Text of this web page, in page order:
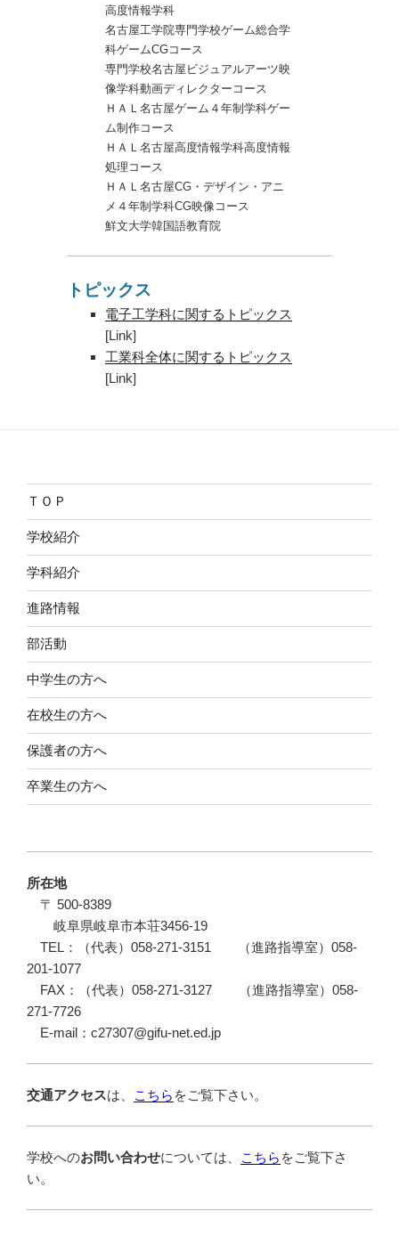
高度情報学科
名古屋工学院専門学校ゲーム総合学
科ゲームCGコース
専門学校名古屋ビジュアルアーツ映
像学科動画ディレクターコース
ＨＡＬ名古屋ゲーム４年制学科ゲー
ム制作コース
ＨＡＬ名古屋高度情報学科高度情報
処理コース
ＨＡＬ名古屋CG・デザイン・アニ
メ４年制学科CG映像コース
鮮文大学韓国語教育院
トピックス
電子工学科に関するトピックス
[Link]
工業科全体に関するトピックス
[Link]
ＴＯＰ
学校紹介
学科紹介
進路情報
部活動
中学生の方へ
在校生の方へ
保護者の方へ
卒業生の方へ
所在地
〒 500-8389
岐阜県岐阜市本荘3456-19
TEL：（代表）058-271-3151 （進路指導室）058-
201-1077
FAX：（代表）058-271-3127 （進路指導室）058-
271-7726
E-mail：c27307@gifu-net.ed.jp
交通アクセスは、 こちら をご覧下さい。
学校へのお問い合わせについては、 こちら をご覧下さ
い。